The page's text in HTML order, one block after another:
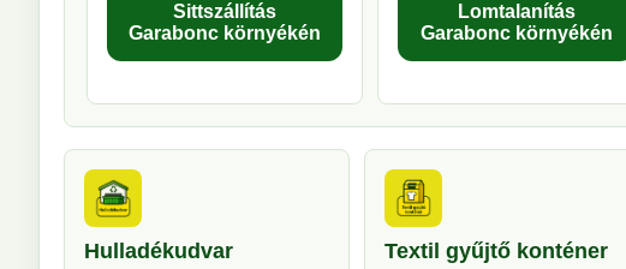
Sittszállítás
Garabonc környékén
Lomtalanítás
Garabonc környékén
Hulladékudvar Textil gyűjtő konténer